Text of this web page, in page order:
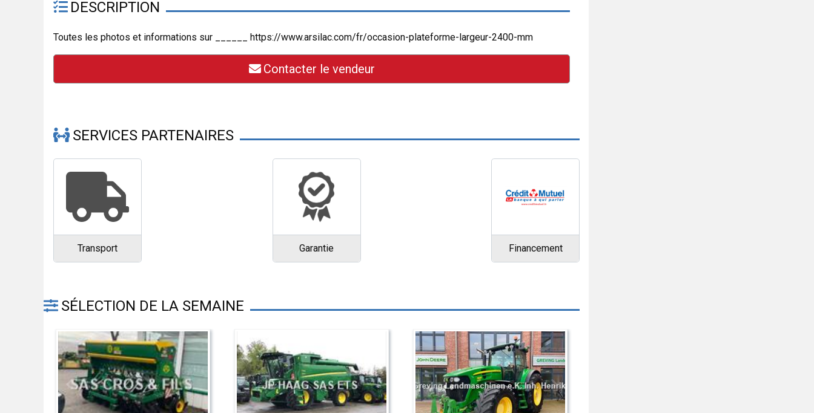
DESCRIPTION
Toutes les photos et informations sur ______ https://www.arsilac.com/fr/occasion-plateforme-largeur-2400-mm
Contacter le vendeur
SERVICES PARTENAIRES
Transport Garantie Financement
SÉLECTION DE LA SEMAINE